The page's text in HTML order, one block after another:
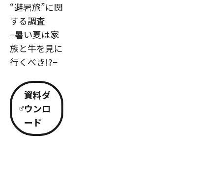
“避暑旅”に関
する調査
−暑い夏は家
族と牛を見に
行くべき!?−
資料ダ
ウンロ
ード